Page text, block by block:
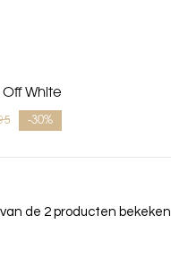
Off White
-30%
de 2 producten bekeken